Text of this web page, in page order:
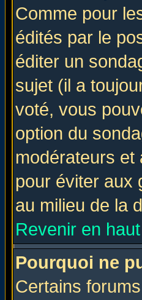
Comme pour
édités par le
éditer un
sujet (il a
voté, vous
option du
modérateurs et
pour éviter aux
au milieu de la
Revenir en haut
Pourquoi ne
Certains